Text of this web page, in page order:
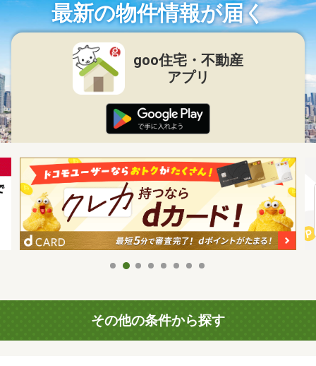
最新の物件情報が届く
goo住宅・不動産
アプリ
その他の条件から探す